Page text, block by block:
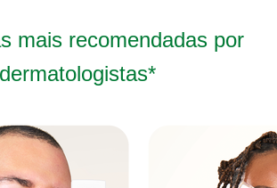
mais recomendadas por
dermatologistas*